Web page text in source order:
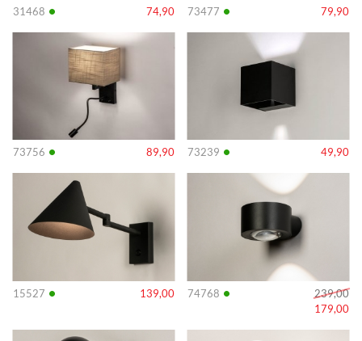
31468 • 74,90 73477 • 79,90
73756 • 89,90
Info
73239 • 49,90
Info
15527 • 139,00
Info
74768 •
239,00
179,00
Info
Info Info